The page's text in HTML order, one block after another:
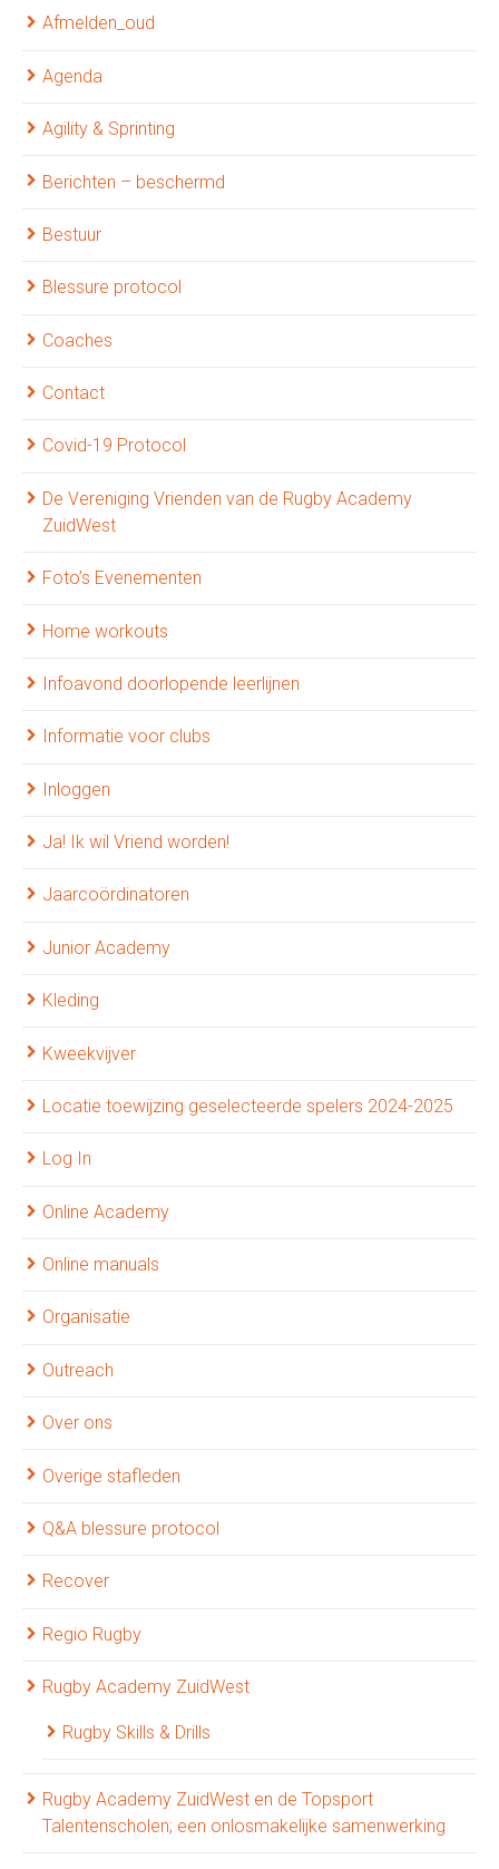
Afmelden_oud
Agenda
Agility & Sprinting
Berichten – beschermd
Bestuur
Blessure protocol
Coaches
Contact
Covid-19 Protocol
De Vereniging Vrienden van de Rugby Academy
ZuidWest
Foto’s Evenementen
Home workouts
Infoavond doorlopende leerlijnen
Informatie voor clubs
Inloggen
Ja! Ik wil Vriend worden!
Jaarcoördinatoren
Junior Academy
Kleding
Kweekvijver
Locatie toewijzing geselecteerde spelers 2024-2025
Log In
Online Academy
Online manuals
Organisatie
Outreach
Over ons
Overige stafleden
Q&A blessure protocol
Recover
Regio Rugby
Rugby Academy ZuidWest
Rugby Skills & Drills
Rugby Academy ZuidWest en de Topsport
Talentenscholen; een onlosmakelijke samenwerking